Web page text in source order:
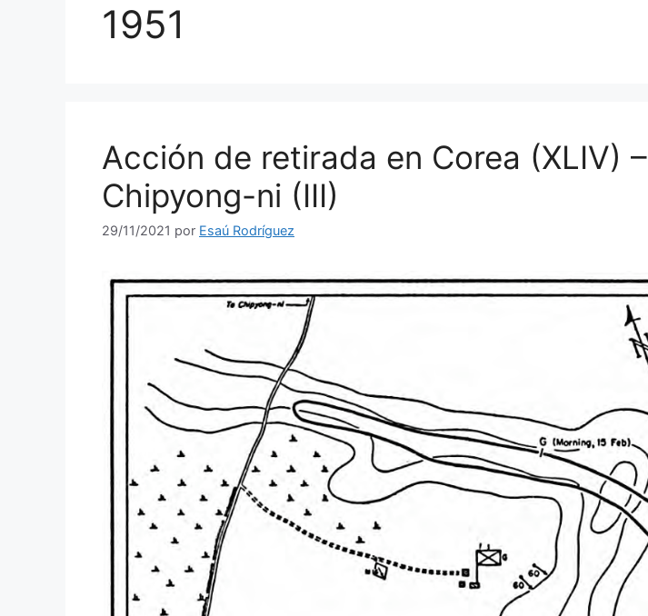
1951
Acción de retirada en Corea (XLIV) –
Chipyong-ni (III)
29/11/2021 por Esaú Rodríguez